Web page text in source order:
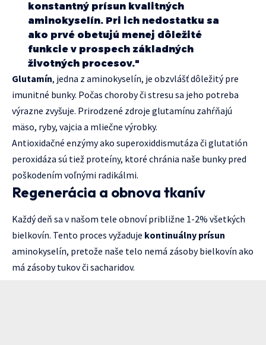
konstantný prísun kvalitných
aminokyselín. Pri ich nedostatku sa
ako prvé obetujú menej dôležité
funkcie v prospech základných
životných procesov."
Glutamín, jedna z aminokyselín, je obzvlášť dôležitý pre
imunitné bunky. Počas choroby či stresu sa jeho potreba
výrazne zvyšuje. Prirodzené zdroje glutamínu zahŕňajú
mäso, ryby, vajcia a mliečne výrobky.
Antioxidačné enzýmy ako superoxiddismutáza či glutatión
peroxidáza sú tiež proteíny, ktoré chránia naše bunky pred
poškodením voľnými radikálmi.
Regenerácia a obnova tkanív
Každý deň sa v našom tele obnoví približne 1-2% všetkých
bielkovín. Tento proces vyžaduje kontinuálny prísun
aminokyselín, pretože naše telo nemá zásoby bielkovín ako
má zásoby tukov či sacharidov.